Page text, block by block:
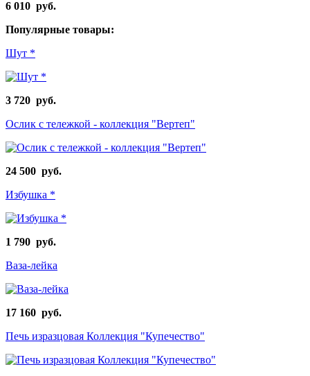
6 010 руб.
Популярные товары:
Шут *
3 720 руб.
Ослик с тележкой - коллекция "Вертеп"
24 500 руб.
Избушка *
1 790 руб.
Ваза-лейка
17 160 руб.
Печь изразцовая Коллекция "Купечество"